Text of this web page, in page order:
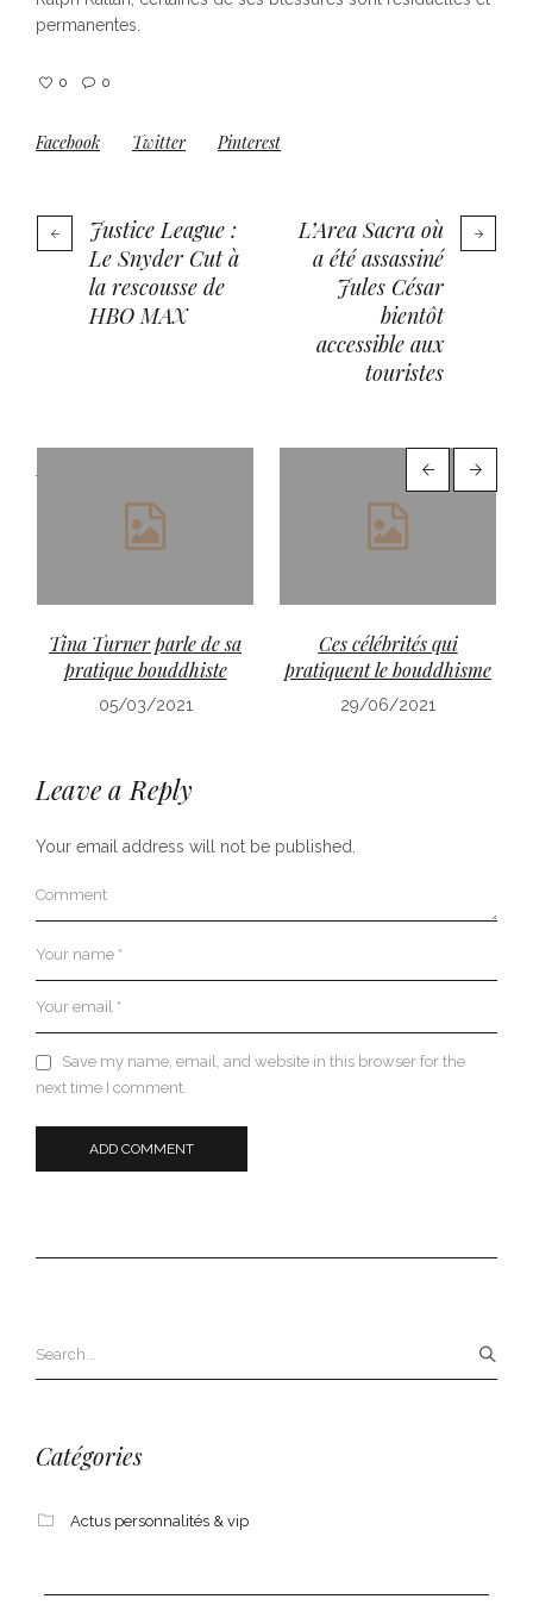
permanentes.
0 0
Facebook Twitter Pinterest
Justice League :
Le Snyder Cut à
la rescousse de
HBO MAX
L’Area Sacra où
a été assassiné
Jules César
bientôt
accessible aux
touristes
More posts
Tina Turner parle de sa
pratique bouddhiste
05/03/2021
Ces célébrités qui
pratiquent le bouddhisme
29/06/2021
Leave a Reply
Your email address will not be published.
Comment
Your name *
Your email *
Save my name, email, and website in this browser for the
next time I comment.
Catégories
Actus personnalités & vip